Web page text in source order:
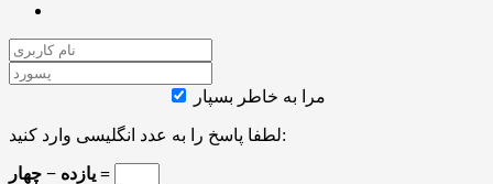
مرا به خاطر بسپار
لطفا پاسخ را به عدد انگلیسی وارد کنید:
یازده − چهار =